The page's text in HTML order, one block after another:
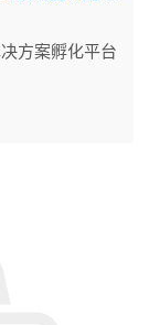
方案孵化平台